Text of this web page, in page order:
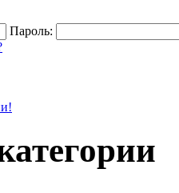
Пароль: